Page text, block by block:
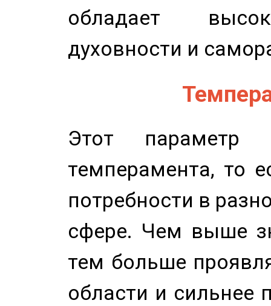
обладает
духовности и
Этот параметр
темперамента, то
потребности в
сфере. Чем выше
тем больше
области и сильнее